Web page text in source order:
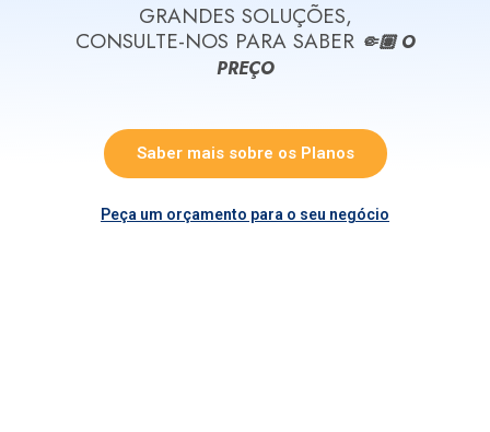
GRANDES SOLUÇÕES,
CONSULTE-NOS PARA SABER 🤏🏽 O
PREÇO
Saber mais sobre os Planos
Peça um orçamento para o seu negócio